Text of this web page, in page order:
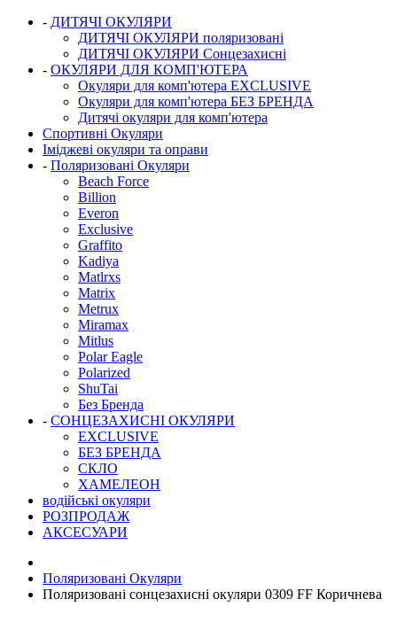
- ДИТЯЧІ ОКУЛЯРИ
ДИТЯЧІ ОКУЛЯРИ поляризовані
ДИТЯЧІ ОКУЛЯРИ Сонцезахисні
- ОКУЛЯРИ ДЛЯ КОМП'ЮТЕРА
Окуляри для комп'ютера EXCLUSIVE
Окуляри для комп'ютера БЕЗ БРЕНДА
Дитячі окуляри для комп'ютера
Спортивні Окуляри
Іміджеві окуляри та оправи
- Поляризовані Окуляри
Beach Force
Billion
Everon
Exclusive
Graffito
Kadiya
Matlrxs
Matrix
Metrux
Miramax
Mitlus
Polar Eagle
Polarized
ShuTai
Без Бренда
- СОНЦЕЗАХИСНІ ОКУЛЯРИ
EXCLUSIVE
БЕЗ БРЕНДА
СКЛО
ХАМЕЛЕОН
водійські окуляри
РОЗПРОДАЖ
АКСЕСУАРИ
Поляризовані Окуляри
Поляризовані сонцезахисні окуляри 0309 FF Коричнева